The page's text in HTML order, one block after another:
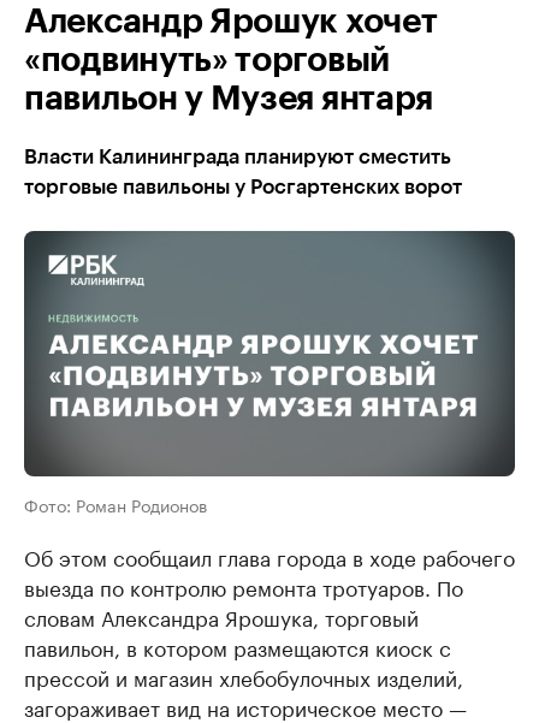
Александр Ярошук хочет
«подвинуть» торговый
павильон у Музея янтаря
Власти Калининграда планируют сместить
торговые павильоны у Росгартенских ворот
Фото: Роман Родионов
Об этом сообщаил глава города в ходе рабочего
выезда по контролю ремонта тротуаров. По
словам Александра Ярошука, торговый
павильон, в котором размещаются киоск с
прессой и магазин хлебобулочных изделий,
загораживает вид на историческое место —